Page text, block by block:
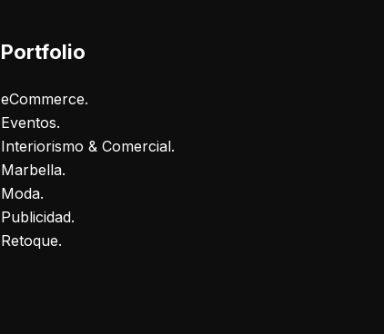
Portfolio
eCommerce.
Eventos.
Interiorismo & Comercial.
Marbella.
Moda.
Publicidad.
Retoque.